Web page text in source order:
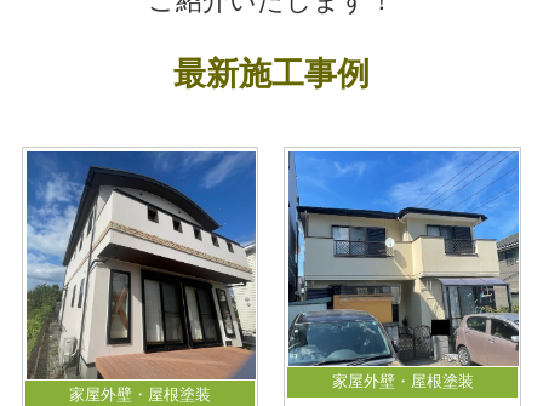
LINEで気軽に
お問い合わせ
インスタで
最新施工事例
公開中
プライバシーポリシー
最新施工事例
家屋外壁・屋根塗装
家屋外壁・屋根塗装